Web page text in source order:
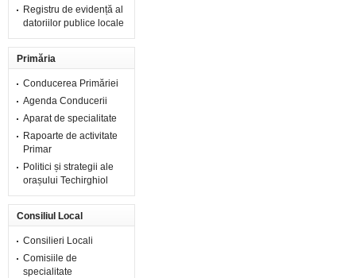
Registru de evidență al
datoriilor publice locale
Primăria
Conducerea Primăriei
Agenda Conducerii
Aparat de specialitate
Rapoarte de activitate
Primar
Politici și strategii ale
orașului Techirghiol
Consiliul Local
Consilieri Locali
Comisiile de
specialitate